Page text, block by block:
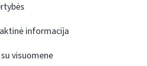
informacija
visuomene